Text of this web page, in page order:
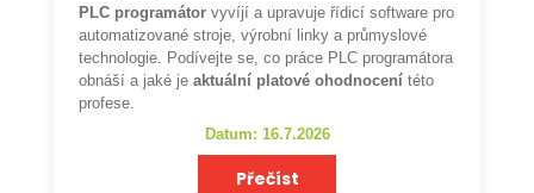
PLC programátor vyvíjí a upravuje řídicí software pro
automatizované stroje, výrobní linky a průmyslové
technologie. Podívejte se, co práce PLC programátora
obnáší a jaké je aktuální platové ohodnocení této
profese.
Datum: 16.7.2026
Přečíst